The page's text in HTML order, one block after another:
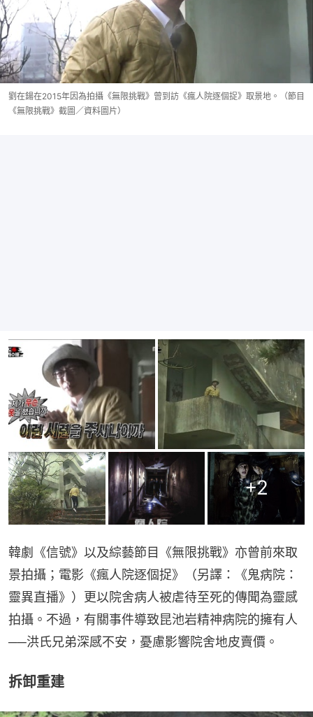
劉在鍚在2015年因為拍攝《無限挑戰》曾到訪《瘋人院逐個捉》取景地。（節目
《無限挑戰》截圖／資料圖片）
+2
韓劇《信號》以及綜藝節目《無限挑戰》亦曾前來取
景拍攝；電影《瘋人院逐個捉》（另譯：《鬼病院：
靈異直播》）更以院舍病人被虐待至死的傳聞為靈感
拍攝。不過，有關事件導致昆池岩精神病院的擁有人
──洪氏兄弟深感不安，憂慮影響院舍地皮賣價。
拆卸重建